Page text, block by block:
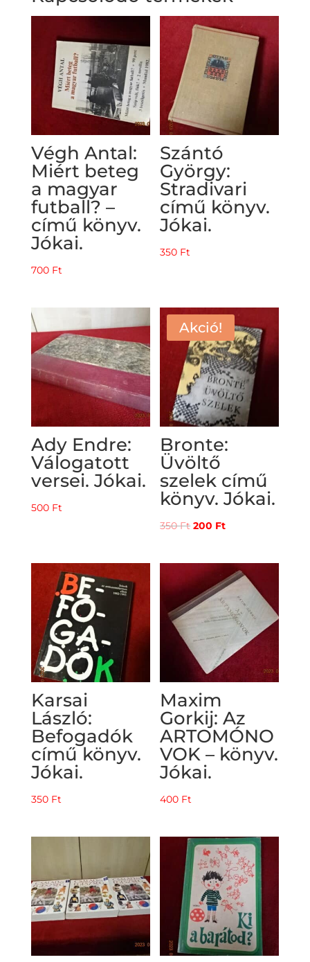
Végh Antal:
Miért beteg
a magyar
futball? –
című könyv.
Jókai.
700 Ft
Szántó
György:
Stradivari
című könyv.
Jókai.
350 Ft
Ady Endre:
Válogatott
versei. Jókai.
500 Ft
Akció!
Bronte:
Üvöltő
szelek című
könyv. Jókai.
350Ft Original
was:
350 Ft.
200 FtCurrent
is:
200 Ft.
Karsai
László:
Befogadók
című könyv.
Jókai.
350 Ft
Maxim
Gorkij: Az
ARTOMÓNO
VOK – könyv.
Jókai.
400 Ft